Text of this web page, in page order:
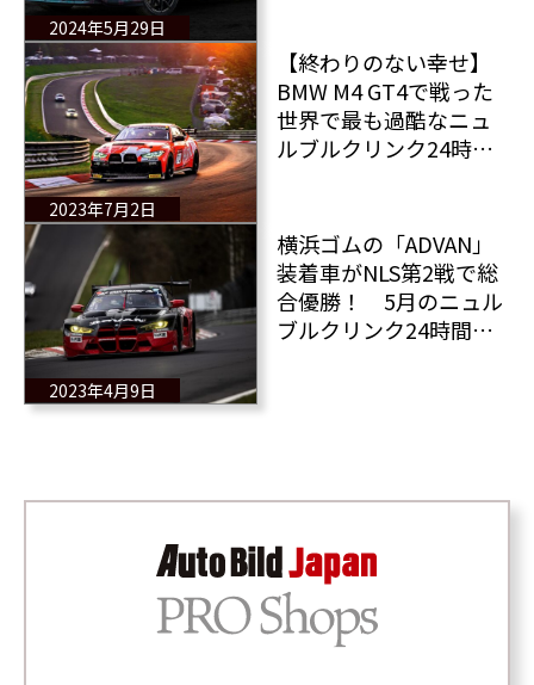
2024年5月29日
2023年7月2日
【終わりのない幸せ】
BMW M4 GT4で戦った
世界で最も過酷なニュ
ルブルクリンク24時間
2023年4月9日
横浜ゴムの「ADVAN」
装着車がNLS第2戦で総
合優勝！ 5月のニュル
ブルクリンク24時間レ